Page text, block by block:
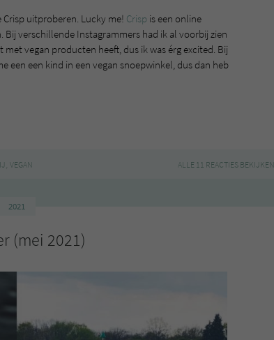
uitproberen. Lucky me! Crisp is een online
verschillende Instagrammers had ik al voorbij zien
vegan producten heeft, dus ik was érg excited. Bij
een een kind in een vegan snoepwinkel, dus dan heb
, VEGAN ALLE 11 REACTIES BEKIJKEN
2021
(mei 2021)